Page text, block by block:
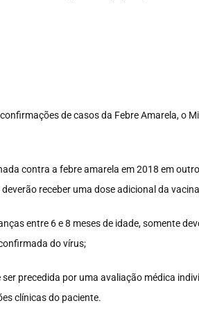
de casos da Febre Amarela, o
contra a febre amarela em 2018 em
receber uma dose adicional da
entre 6 e 8 meses de idade, somente
do vírus;
precedida por uma avaliação médica
clínicas do paciente.